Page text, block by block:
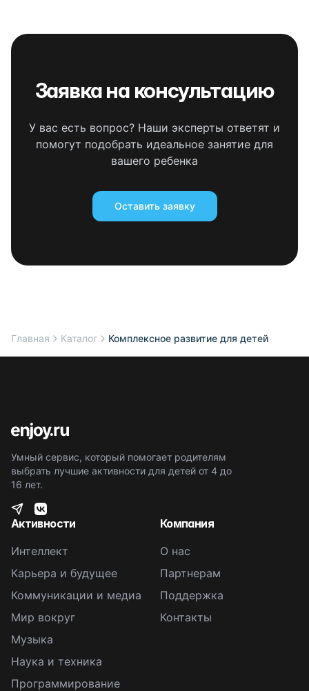
Заявка на консультацию
У вас есть вопрос? Наши эксперты ответят и
помогут подобрать идеальное занятие для
вашего ребенка
Оставить заявку
Главная Каталог Комплексное развитие для детей
Умный сервис, который помогает родителям
выбрать лучшие активности для детей от 4 до
16 лет.
Активности
Интеллект
Карьера и будущее
Коммуникации и медиа
Мир вокруг
Музыка
Наука и техника
Программирование
Компания
О нас
Партнерам
Поддержка
Контакты